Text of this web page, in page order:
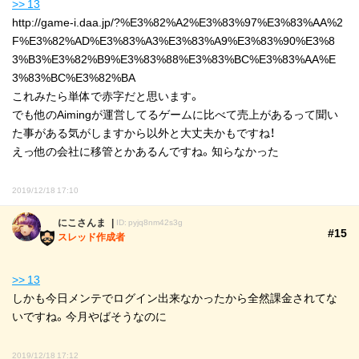
>> 13
http://game-i.daa.jp/?%E3%82%A2%E3%83%97%E3%83%AA%2
F%E3%82%AD%E3%83%A3%E3%83%A9%E3%83%90%E3%8
3%B3%E3%82%B9%E3%83%88%E3%83%BC%E3%83%AA%E
3%83%BC%E3%82%BA
これみたら単体で赤字だと思います。
でも他のAimingが運営してるゲームに比べて売上があるって聞い
た事がある気がしますから以外と大丈夫かもですね！
えっ他の会社に移管とかあるんですね。知らなかった
2019/12/18 17:10
にこさんま ID: pyjq8nm42s3g
スレッド作成者 #15
>> 13
しかも今日メンテでログイン出来なかったから全然課金されてな
いですね。今月やばそうなのに
2019/12/18 17:12